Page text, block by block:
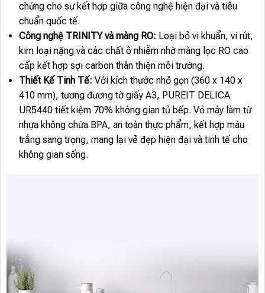
chứng cho sự kết hợp giữa công nghệ hiện đại và tiêu
chuẩn quốc tế.
Công nghệ TRINITY và màng RO: Loại bỏ vi khuẩn, vi rút,
kim loại nặng và các chất ô nhiễm nhờ màng lọc RO cao
cấp kết hợp sợi carbon thân thiện môi trường.
Thiết Kế Tinh Tế: Với kích thước nhỏ gọn (360 x 140 x
410 mm), tương đương tờ giấy A3, PUREIT DELICA
UR5440 tiết kiệm 70% không gian tủ bếp. Vỏ máy làm từ
nhựa không chứa BPA, an toàn thực phẩm, kết hợp màu
trắng sang trọng, mang lại vẻ đẹp hiện đại và tinh tế cho
không gian sống.